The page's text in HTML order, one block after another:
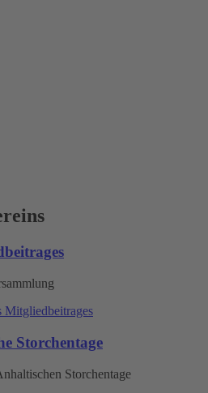
Mitgliedbeitrages
Storchentage
Storchentage